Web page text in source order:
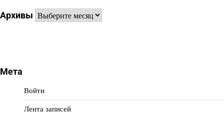
Архивы Архивы
Мета
Войти
Лента записей